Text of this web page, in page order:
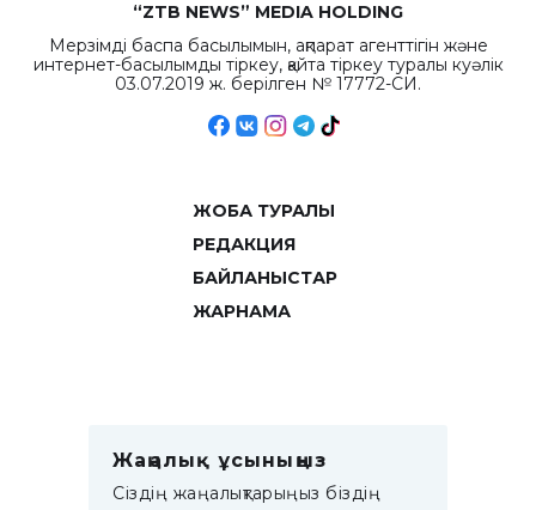
“ZTB NEWS” MEDIA HOLDING
Мерзімді баспа басылымын, ақпарат агенттігін және
интернет-басылымды тіркеу, қайта тіркеу туралы куәлік
03.07.2019 ж. берілген № 17772-СИ.
ЖОБА ТУРАЛЫ
РЕДАКЦИЯ
БАЙЛАНЫСТАР
ЖАРНАМА
Жаңалық ұсыныңыз
Сіздің жаңалықтарыңыз біздің